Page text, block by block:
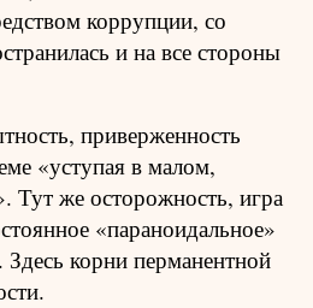
коррупции, со
и на все стороны
приверженность
«уступая в малом,
Тут же осторожность, игра
«параноидальное»
корни перманентной